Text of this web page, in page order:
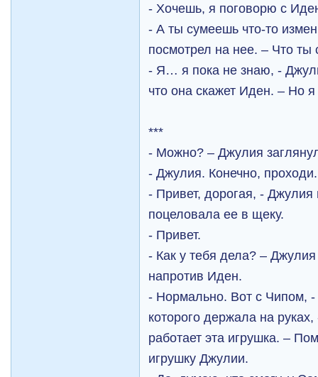
- Хочешь, я поговорю с
- А ты сумеешь что-то
посмотрел на нее. – Что ты
- Я… я пока не знаю, -
что она скажет Иден. – Но
***
- Можно? – Джулия
- Джулия. Конечно, проходи.
- Привет, дорогая, -
поцеловала ее в щеку.
- Привет.
- Как у тебя дела? –
напротив Иден.
- Нормально. Вот с Чипом,
которого держала на
работает эта игрушка. –
игрушку Джулии.